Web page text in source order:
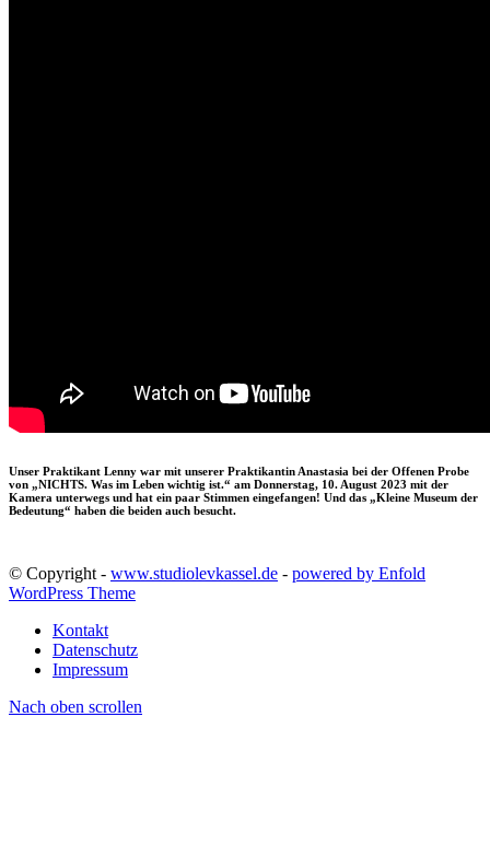
Unser Praktikant Lenny war mit unserer Praktikantin Anastasia bei der Offenen Probe
von „NICHTS. Was im Leben wichtig ist.“ am Donnerstag, 10. August 2023 mit der
Kamera unterwegs und hat ein paar Stimmen eingefangen! Und das „Kleine Museum der
Bedeutung“ haben die beiden auch besucht.
© Copyright - www.studiolevkassel.de - powered by Enfold
WordPress Theme
Kontakt
Datenschutz
Impressum
Nach oben scrollen